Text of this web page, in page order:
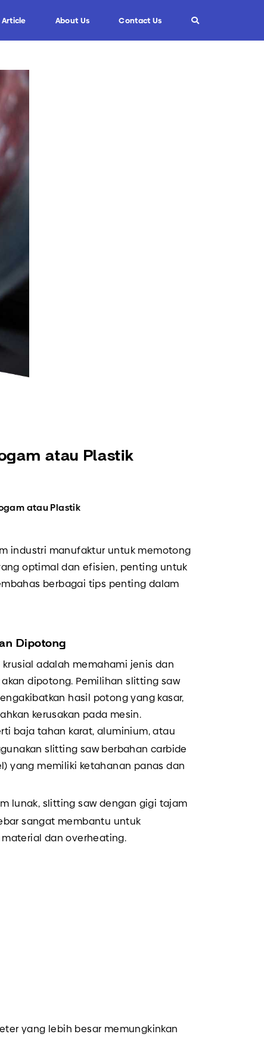
Article
Info
About Us Contact Us
atau Plastik
atau Plastik
industri manufaktur untuk memotong
optimal dan efisien, penting untuk
berbagai tips penting dalam
Dipotong
adalah memahami jenis dan
dipotong. Pemilihan slitting saw
hasil potong yang kasar,
kerusakan pada mesin.
baja tahan karat, aluminium, atau
slitting saw berbahan carbide
yang memiliki ketahanan panas dan
lunak, slitting saw dengan gigi tajam
sangat membantu untuk
dan overheating.
yang lebih besar memungkinkan